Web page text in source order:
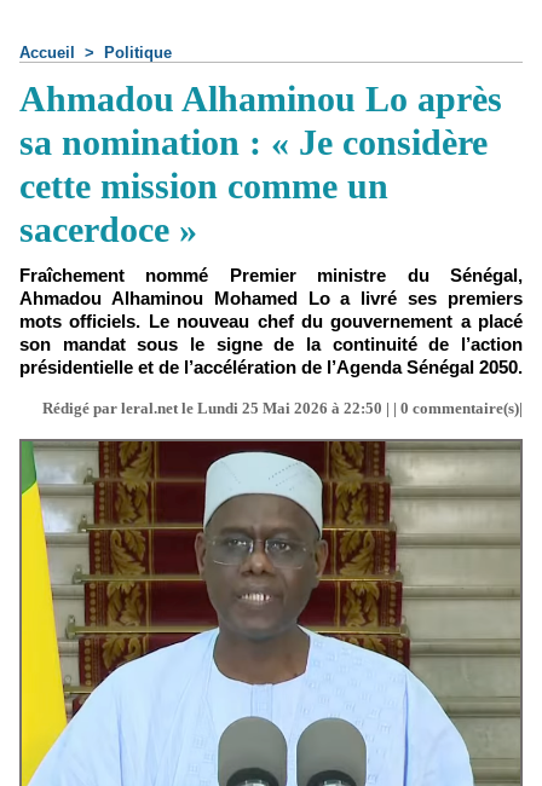
Accueil > Politique
Ahmadou Alhaminou Lo après
sa nomination : « Je considère
cette mission comme un
sacerdoce »
Fraîchement nommé Premier ministre du Sénégal,
Ahmadou Alhaminou Mohamed Lo a livré ses premiers
mots officiels. Le nouveau chef du gouvernement a placé
son mandat sous le signe de la continuité de l’action
présidentielle et de l’accélération de l’Agenda Sénégal 2050.
Rédigé par leral.net le Lundi 25 Mai 2026 à 22:50 | | 0 commentaire(s)|